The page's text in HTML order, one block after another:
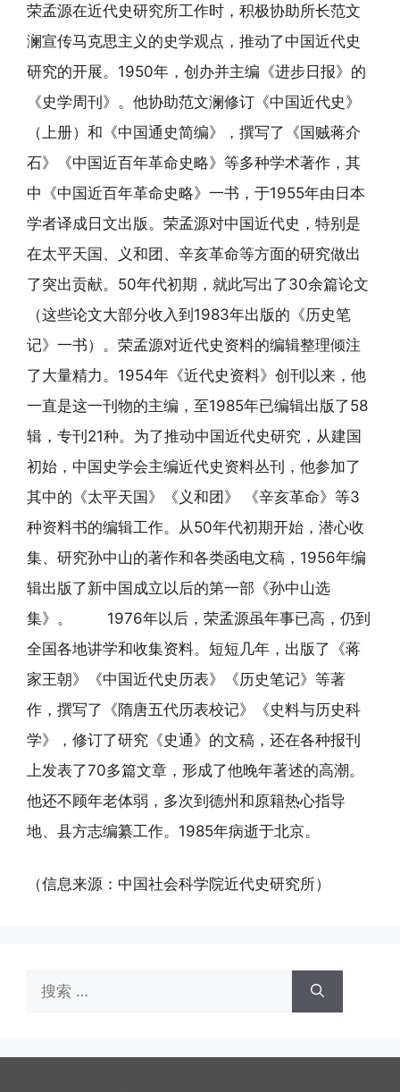
荣孟源在近代史研究所工作时，积极协助所长范文
澜宣传马克思主义的史学观点，推动了中国近代史
研究的开展。1950年，创办并主编《进步日报》的
《史学周刊》。他协助范文澜修订《中国近代史》
（上册）和《中国通史简编》，撰写了《国贼蒋介
石》《中国近百年革命史略》等多种学术著作，其
中《中国近百年革命史略》一书，于1955年由日本
学者译成日文出版。荣孟源对中国近代史，特别是
在太平天国、义和团、辛亥革命等方面的研究做出
了突出贡献。50年代初期，就此写出了30余篇论文
（这些论文大部分收入到1983年出版的《历史笔
记》一书）。荣孟源对近代史资料的编辑整理倾注
了大量精力。1954年《近代史资料》创刊以来，他
一直是这一刊物的主编，至1985年已编辑出版了58
辑，专刊21种。为了推动中国近代史研究，从建国
初始，中国史学会主编近代史资料丛刊，他参加了
其中的《太平天国》《义和团》 《辛亥革命》等3
种资料书的编辑工作。从50年代初期开始，潜心收
集、研究孙中山的著作和各类函电文稿，1956年编
辑出版了新中国成立以后的第一部《孙中山选
集》。 1976年以后，荣孟源虽年事已高，仍到
全国各地讲学和收集资料。短短几年，出版了《蒋
家王朝》《中国近代史历表》《历史笔记》等著
作，撰写了《隋唐五代历表校记》《史料与历史科
学》，修订了研究《史通》的文稿，还在各种报刊
上发表了70多篇文章，形成了他晚年著述的高潮。
他还不顾年老体弱，多次到德州和原籍热心指导
地、县方志编纂工作。1985年病逝于北京。
（信息来源：中国社会科学院近代史研究所）